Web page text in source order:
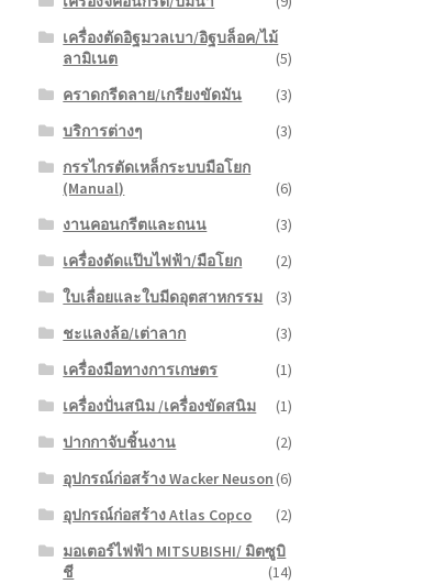
เครื่องตัดอิฐมวลเบา/อิฐบล็อค/ไม้
ลามิเนต
(5)
คราดกรีดลาย/เกรียงขัดมัน
(3)
บริการต่างๆ
(3)
กรรไกรตัดเหล็กระบบมือโยก
(Manual)
(6)
งานคอนกรีตและถนน
(3)
เครื่องดัดแป๊บไฟฟ้า/มือโยก
(2)
ใบเลื่อยและใบมีดอุตสาหกรรม
(3)
ชะแลงล้อ/เต่าลาก
(3)
เครื่องมือทางการเกษตร
(1)
เครื่องปั่นสนิม /เครื่องขัดสนิม
(1)
ปากกาจับชิ้นงาน
(2)
อุปกรณ์ก่อสร้าง Wacker Neuson (6)
อุปกรณ์ก่อสร้าง Atlas Copco
(2)
มอเตอร์ไฟฟ้า MITSUBISHI/ มิตซูบิ
ชี
(14)